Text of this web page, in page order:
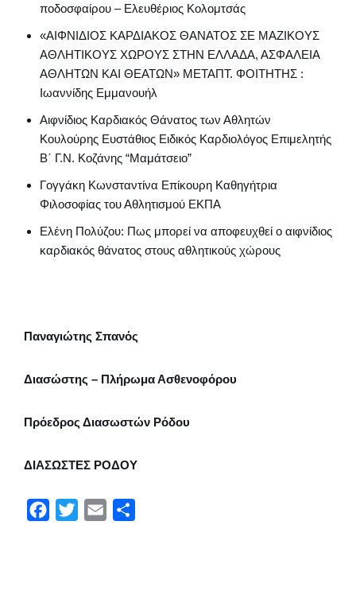
ποδοσφαίρου – Ελευθέριος Κολομτσάς
«ΑΙΦΝΙΔΙΟΣ ΚΑΡΔΙΑΚΟΣ ΘΑΝΑΤΟΣ ΣΕ ΜΑΖΙΚΟΥΣ
ΑΘΛΗΤΙΚΟΥΣ ΧΩΡΟΥΣ ΣΤΗΝ ΕΛΛΑΔΑ, ΑΣΦΑΛΕΙΑ
ΑΘΛΗΤΩΝ ΚΑΙ ΘΕΑΤΩΝ» ΜΕΤΑΠΤ. ΦΟΙΤΗΤΗΣ :
Ιωαννίδης Εμμανουήλ
Αιφνίδιος Καρδιακός Θάνατος των Αθλητών
Κουλούρης Ευστάθιος Ειδικός Καρδιολόγος Επιμελητής
Β΄ Γ.Ν. Κοζάνης “Μαμάτσειο”
Γογγάκη Κωνσταντίνα Επίκουρη Καθηγήτρια
Φιλοσοφίας του Αθλητισμού ΕΚΠΑ
Ελένη Πολύζου: Πως μπορεί να αποφευχθεί ο αιφνίδιος
καρδιακός θάνατος στους αθλητικούς χώρους
Παναγιώτης Σπανός
Διασώστης – Πλήρωμα Ασθενοφόρου
Πρόεδρος Διασωστών Ρόδου
ΔΙΑΣΩΣΤΕΣ ΡΟΔΟΥ